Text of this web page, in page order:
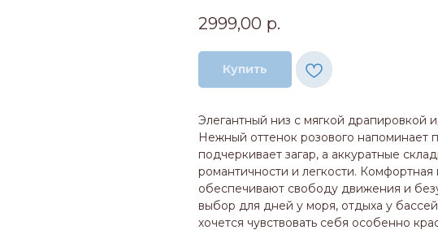
2999,00 р.
Купить
Элегантный низ с мягкой драпировкой
Нежный оттенок розового напоминает
подчеркивает загар, а аккуратные
романтичности и легкости. Комфортная
обеспечивают свободу движения и
выбор для дней у моря, отдыха у
хочется чувствовать себя особенно